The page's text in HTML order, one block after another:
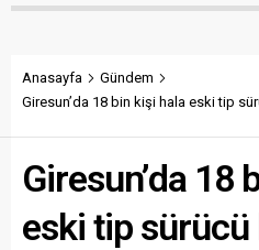
belirterek üreticiyi memnun
savundu.
Anasayfa
Gündem
Giresun’da 18 bin kişi hala eski tip
Giresun’da 18
eski tip sürücü